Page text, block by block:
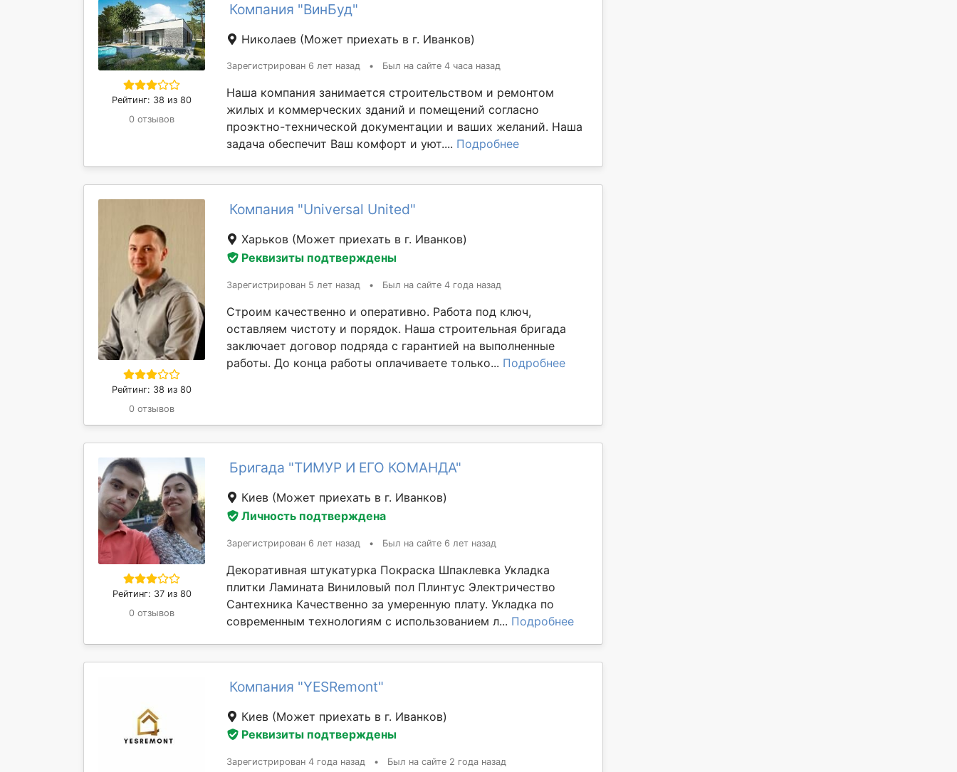
Рейтинг: 38 из 80
0 отзывов
Компания "ВинБуд"
Николаев (Может приехать в г. Иванков)
Зарегистрирован 6 лет назад • Был на сайте 4 часа назад
Наша компания занимается строительством и ремонтом
жилых и коммерческих зданий и помещений согласно
проэктно-технической документации и ваших желаний. Наша
задача обеспечит Ваш комфорт и уют.... Подробнее
Рейтинг: 38 из 80
0 отзывов
Компания "Universal United"
Харьков (Может приехать в г. Иванков)
Реквизиты подтверждены
Зарегистрирован 5 лет назад • Был на сайте 4 года назад
Строим качественно и оперативно. Работа под ключ,
оставляем чистоту и порядок. Наша строительная бригада
заключает договор подряда с гарантией на выполненные
работы. До конца работы оплачиваете только... Подробнее
Рейтинг: 37 из 80
0 отзывов
Бригада "ТИМУР И ЕГО КОМАНДА"
Киев (Может приехать в г. Иванков)
Личность подтверждена
Зарегистрирован 6 лет назад • Был на сайте 6 лет назад
Декоративная штукатурка Покраска Шпаклевка Укладка
плитки Ламината Виниловый пол Плинтус Электричество
Сантехника Качественно за умеренную плату. Укладка по
современным технологиям с использованием л... Подробнее
Компания "YESRemont"
Киев (Может приехать в г. Иванков)
Реквизиты подтверждены
Зарегистрирован 4 года назад • Был на сайте 2 года назад